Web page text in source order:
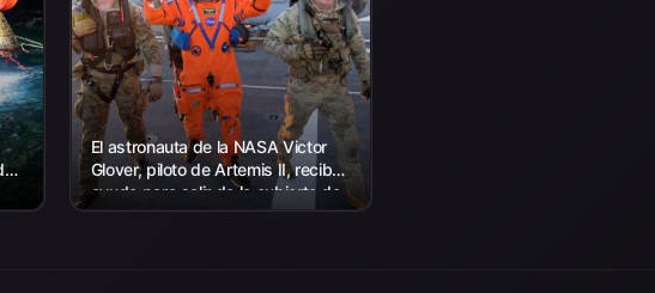
El astronauta de la NASA Victor
Glover, piloto de Artemis II, recibe
ayuda para salir de la cubierta de
vuelo después de llegar a bordo